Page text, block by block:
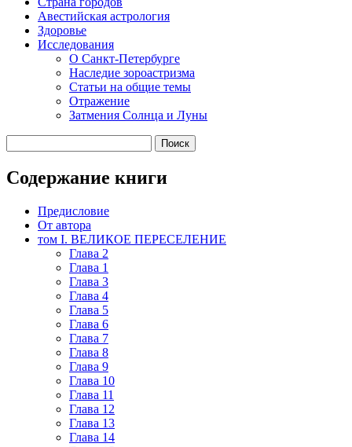
Авестийская астрология
Здоровье
Исследования
О Санкт-Петербурге
Наследие зороастризма
Cтатьи на общие темы
Отражение
Затмения Солнца и Луны
Содержание книги
Предисловие
От автора
том I. ВЕЛИКОЕ ПЕРЕСЕЛЕНИЕ
Глава 2
Глава 1
Глава 3
Глава 4
Глава 5
Глава 6
Глава 7
Глава 8
Глава 9
Глава 10
Глава 11
Глава 12
Глава 13
Глава 14